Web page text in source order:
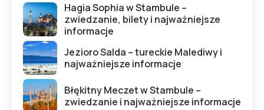
Hagia Sophia w Stambule –
zwiedzanie, bilety i najważniejsze
informacje
Jezioro Salda – tureckie Malediwy i
najważniejsze informacje
Błękitny Meczet w Stambule –
zwiedzanie i najważniejsze informacje